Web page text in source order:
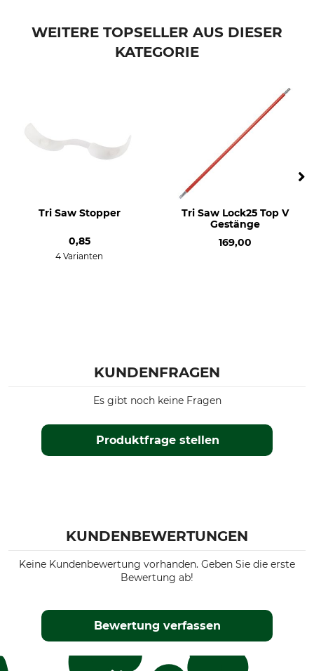
Herstellung
WEITERE TOPSELLER AUS DIESER
KATEGORIE
Tri Saw Stopper
0,85
4 Varianten
Tri Saw Lock25 Top V
Gestänge
169,00
KUNDENFRAGEN
Produktfrage stellen
Es gibt noch keine Fragen
KUNDENBEWERTUNGEN
Keine Kundenbewertung vorhanden. Geben Sie die erste
Bewertung ab!
Bewertung verfassen